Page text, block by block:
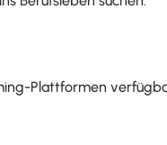
Plattformen